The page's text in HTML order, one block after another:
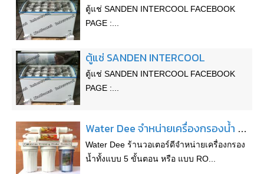
ตู้แช่ SANDEN INTERCOOL FACEBOOK
PAGE :...
ตู้แช่ SANDEN INTERCOOL
ตู้แช่ SANDEN INTERCOOL FACEBOOK
PAGE :...
Water Dee จำหน่ายเครื่องกรองน้ำ และสินค้าหยอดเหรียญ
Water Dee ร้านวอเตอร์ดีจำหน่ายเครื่องกรอง
น้ำทั้งแบบ 5 ขั้นตอน หรือ แบบ RO...